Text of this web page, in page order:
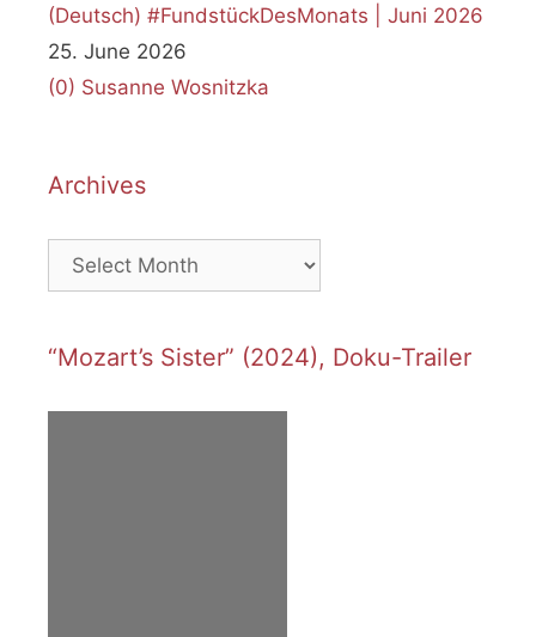
(Deutsch) #FundstückDesMonats | Juni 2026
25. June 2026
(0) Susanne Wosnitzka
Archives
Archives
“Mozart’s Sister” (2024), Doku-Trailer